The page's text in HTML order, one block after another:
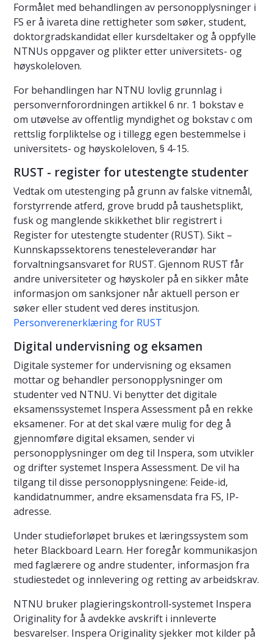
Formålet med behandlingen av personopplysninger i
FS er å ivareta dine rettigheter som søker, student,
doktorgradskandidat eller kursdeltaker og å oppfylle
NTNUs oppgaver og plikter etter universitets- og
høyskoleloven.
For behandlingen har NTNU lovlig grunnlag i
personvernforordningen artikkel 6 nr. 1 bokstav e
om utøvelse av offentlig myndighet og bokstav c om
rettslig forpliktelse og i tillegg egen bestemmelse i
universitets- og høyskoleloven, § 4-15.
RUST - register for utestengte studenter
Vedtak om utestenging på grunn av falske vitnemål,
forstyrrende atferd, grove brudd på taushetsplikt,
fusk og manglende skikkethet blir registrert i
Register for utestengte studenter (RUST). Sikt –
Kunnskapssektorens tenesteleverandør har
forvaltningsansvaret for RUST. Gjennom RUST får
andre universiteter og høyskoler på en sikker måte
informasjon om sanksjoner når aktuell person er
søker eller student ved deres institusjon.
Personverenerklæring for RUST
Digital undervisning og eksamen
Digitale systemer for undervisning og eksamen
mottar og behandler personopplysninger om
studenter ved NTNU. Vi benytter det digitale
eksamenssystemet Inspera Assessment på en rekke
eksamener. For at det skal være mulig for deg å
gjennomføre digital eksamen, sender vi
personopplysninger om deg til Inspera, som utvikler
og drifter systemet Inspera Assessment. De vil ha
tilgang til disse personopplysningene: Feide-id,
kandidatnummer, andre eksamensdata fra FS, IP-
adresse.
Under studieforløpet brukes et læringssystem som
heter Blackboard Learn. Her foregår kommunikasjon
med faglærere og andre studenter, informasjon fra
studiestedet og innlevering og retting av arbeidskrav.
NTNU bruker plagieringskontroll-systemet Inspera
Originality for å avdekke avskrift i innleverte
besvarelser. Inspera Originality sjekker mot kilder på